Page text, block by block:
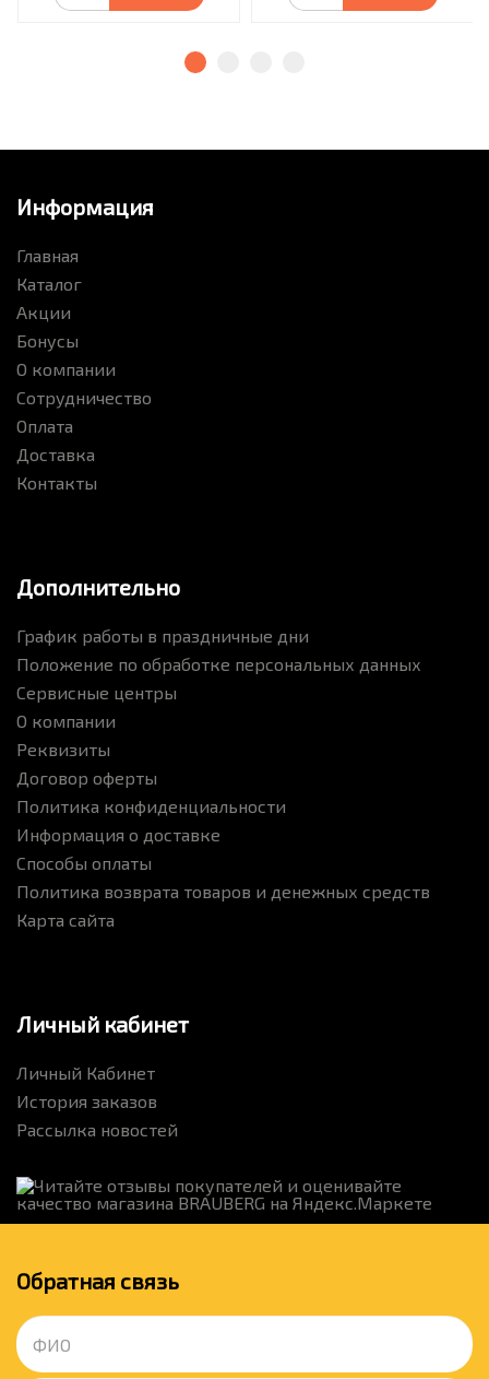
Информация
Главная
Каталог
Акции
Бонусы
О компании
Сотрудничество
Оплата
Доставка
Контакты
Дополнительно
График работы в праздничные дни
Положение по обработке персональных данных
Сервисные центры
О компании
Реквизиты
Договор оферты
Политика конфиденциальности
Информация о доставке
Способы оплаты
Политика возврата товаров и денежных средств
Карта сайта
Личный кабинет
Личный Кабинет
История заказов
Рассылка новостей
Обратная связь